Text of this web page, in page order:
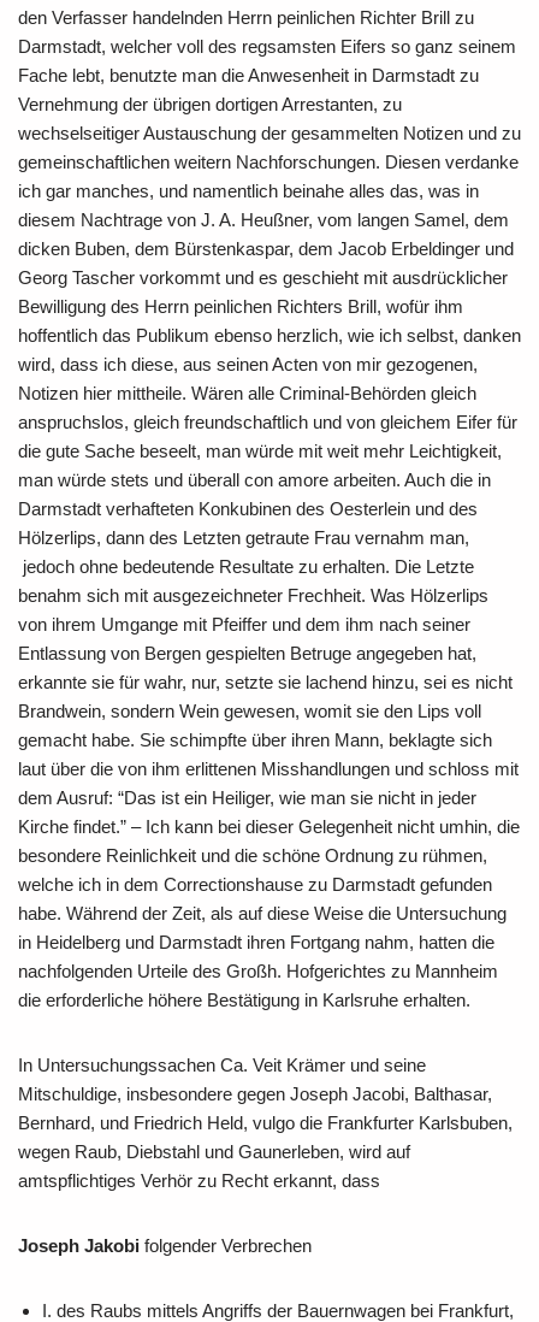
den Verfasser handelnden Herrn peinlichen Richter Brill zu
Darmstadt, welcher voll des regsamsten Eifers so ganz seinem
Fache lebt, benutzte man die Anwesenheit in Darmstadt zu
Vernehmung der übrigen dortigen Arrestanten, zu
wechselseitiger Austauschung der gesammelten Notizen und zu
gemeinschaftlichen weitern Nachforschungen. Diesen verdanke
ich gar manches, und namentlich beinahe alles das, was in
diesem Nachtrage von J. A. Heußner, vom langen Samel, dem
dicken Buben, dem Bürstenkaspar, dem Jacob Erbeldinger und
Georg Tascher vorkommt und es geschieht mit ausdrücklicher
Bewilligung des Herrn peinlichen Richters Brill, wofür ihm
hoffentlich das Publikum ebenso herzlich, wie ich selbst, danken
wird, dass ich diese, aus seinen Acten von mir gezogenen,
Notizen hier mittheile. Wären alle Criminal-Behörden gleich
anspruchslos, gleich freundschaftlich und von gleichem Eifer für
die gute Sache beseelt, man würde mit weit mehr Leichtigkeit,
man würde stets und überall con amore arbeiten. Auch die in
Darmstadt verhafteten Konkubinen des Oesterlein und des
Hölzerlips, dann des Letzten getraute Frau vernahm man,
jedoch ohne bedeutende Resultate zu erhalten. Die Letzte
benahm sich mit ausgezeichneter Frechheit. Was Hölzerlips
von ihrem Umgange mit Pfeiffer und dem ihm nach seiner
Entlassung von Bergen gespielten Betruge angegeben hat,
erkannte sie für wahr, nur, setzte sie lachend hinzu, sei es nicht
Brandwein, sondern Wein gewesen, womit sie den Lips voll
gemacht habe. Sie schimpfte über ihren Mann, beklagte sich
laut über die von ihm erlittenen Misshandlungen und schloss mit
dem Ausruf: “Das ist ein Heiliger, wie man sie nicht in jeder
Kirche findet.” – Ich kann bei dieser Gelegenheit nicht umhin, die
besondere Reinlichkeit und die schöne Ordnung zu rühmen,
welche ich in dem Correctionshause zu Darmstadt gefunden
habe. Während der Zeit, als auf diese Weise die Untersuchung
in Heidelberg und Darmstadt ihren Fortgang nahm, hatten die
nachfolgenden Urteile des Großh. Hofgerichtes zu Mannheim
die erforderliche höhere Bestätigung in Karlsruhe erhalten.
In Untersuchungssachen Ca. Veit Krämer und seine
Mitschuldige, insbesondere gegen Joseph Jacobi, Balthasar,
Bernhard, und Friedrich Held, vulgo die Frankfurter Karlsbuben,
wegen Raub, Diebstahl und Gaunerleben, wird auf
amtspflichtiges Verhör zu Recht erkannt, dass
Joseph Jakobi folgender Verbrechen
I. des Raubs mittels Angriffs der Bauernwagen bei Frankfurt,